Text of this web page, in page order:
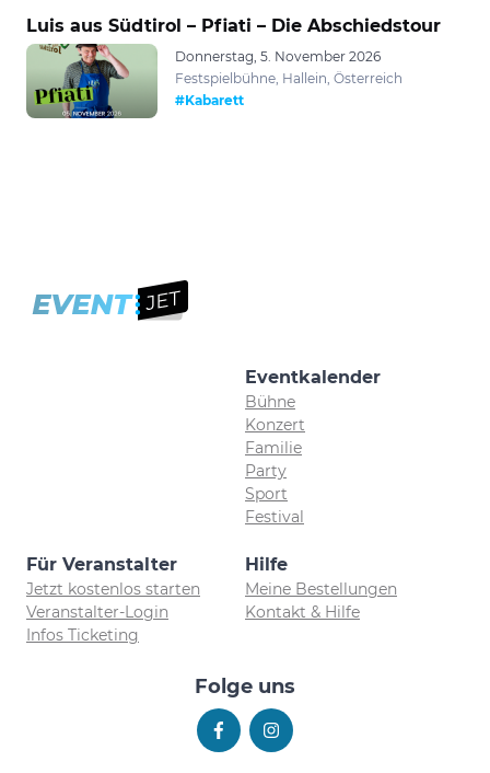
Luis aus Südtirol – Pfiati – Die Abschiedstour
Donnerstag, 5. November 2026
Festspielbühne, Hallein, Österreich
#Kabarett
Eventkalender
Bühne
Konzert
Familie
Party
Sport
Festival
Für Veranstalter
Jetzt kostenlos starten
Veranstalter-Login
Infos Ticketing
Hilfe
Meine Bestellungen
Kontakt & Hilfe
Folge uns